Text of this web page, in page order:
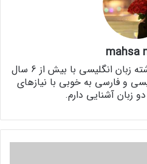
mahsa
مهسا نوعی هستم لیسانس رشته‌ زبان انگلیسی با بیش از 6 سال
و فارسی به خوبی با نیازهای
زبان آشنایی دارم.